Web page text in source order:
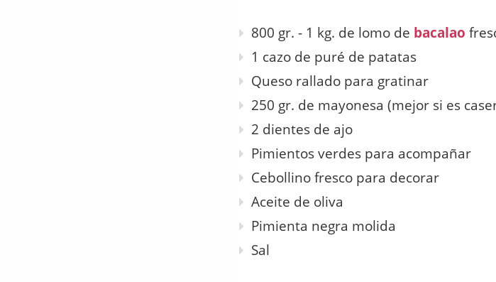
800 gr. - 1 kg. de lomo de bacalao
1 cazo de puré de patatas
Queso rallado para gratinar
250 gr. de mayonesa (mejor si es
2 dientes de ajo
Pimientos verdes para acompañar
Cebollino fresco para decorar
Aceite de oliva
Pimienta negra molida
Sal